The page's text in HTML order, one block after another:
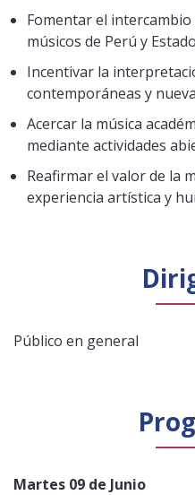
Fomentar el
músicos de Perú y
Incentivar la
contemporáneas y
Acercar la música
mediante actividades
Reafirmar el valor de la
experiencia artística y
Público en general
Martes 09 de Junio